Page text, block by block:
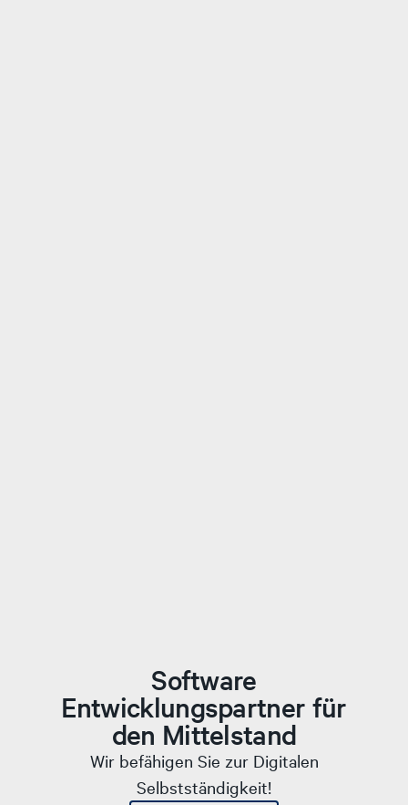
Software
Entwicklungspartner für
den Mittelstand
Wir befähigen Sie zur Digitalen
Selbstständigkeit!